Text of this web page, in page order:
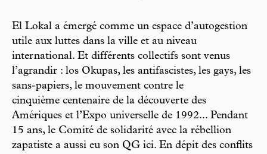
El Lokal a émergé comme un espace d’autogestion
utile aux luttes dans la ville et au niveau
international. Et différents collectifs sont venus
l’agrandir : los Okupas, les antifascistes, les gays, les
sans-papiers, le mouvement contre le
cinquième centenaire de la découverte des
Amériques et l’Expo universelle de 1992... Pendant
15 ans, le Comité de solidarité avec la rébellion
zapatiste a aussi eu son QG ici. En dépit des conflits